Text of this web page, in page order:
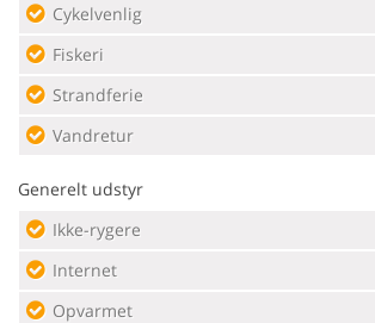
Cykelvenlig
Fiskeri
Strandferie
Vandretur
Generelt udstyr
Ikke-rygere
Internet
Opvarmet